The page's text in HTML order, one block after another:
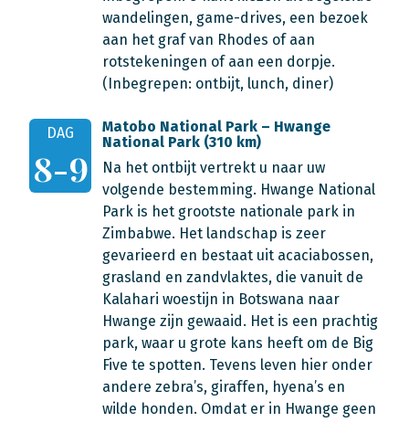
wandelingen, game-drives, een bezoek
aan het graf van Rhodes of aan
rotstekeningen of aan een dorpje.
(Inbegrepen: ontbijt, lunch, diner)
DAG
8-9
Matobo National Park – Hwange
National Park (310 km)
Na het ontbijt vertrekt u naar uw
volgende bestemming. Hwange National
Park is het grootste nationale park in
Zimbabwe. Het landschap is zeer
gevarieerd en bestaat uit acaciabossen,
grasland en zandvlaktes, die vanuit de
Kalahari woestijn in Botswana naar
Hwange zijn gewaaid. Het is een prachtig
park, waar u grote kans heeft om de Big
Five te spotten. Tevens leven hier onder
andere zebra’s, giraffen, hyena’s en
wilde honden. Omdat er in Hwange geen